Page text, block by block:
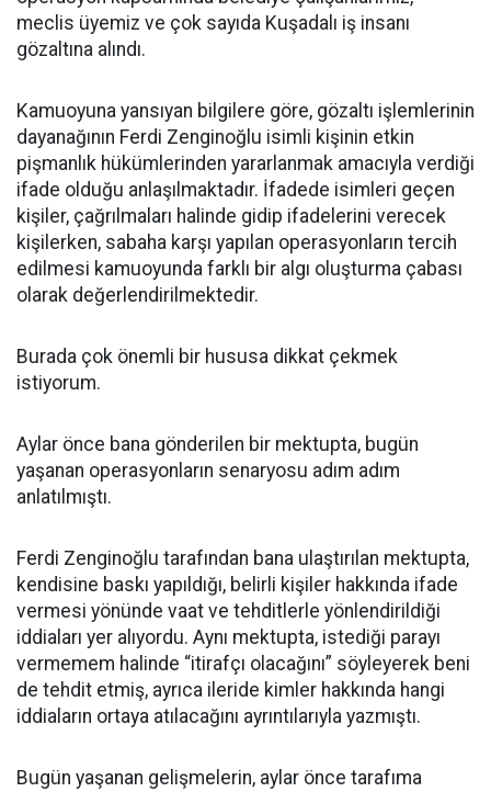
meclis üyemiz ve çok sayıda Kuşadalı iş insanı
gözaltına alındı.
Kamuoyuna yansıyan bilgilere göre, gözaltı işlemlerinin
dayanağının Ferdi Zenginoğlu isimli kişinin etkin
pişmanlık hükümlerinden yararlanmak amacıyla verdiği
ifade olduğu anlaşılmaktadır. İfadede isimleri geçen
kişiler, çağrılmaları halinde gidip ifadelerini verecek
kişilerken, sabaha karşı yapılan operasyonların tercih
edilmesi kamuoyunda farklı bir algı oluşturma çabası
olarak değerlendirilmektedir.
Burada çok önemli bir hususa dikkat çekmek
istiyorum.
Aylar önce bana gönderilen bir mektupta, bugün
yaşanan operasyonların senaryosu adım adım
anlatılmıştı.
Ferdi Zenginoğlu tarafından bana ulaştırılan mektupta,
kendisine baskı yapıldığı, belirli kişiler hakkında ifade
vermesi yönünde vaat ve tehditlerle yönlendirildiği
iddiaları yer alıyordu. Aynı mektupta, istediği parayı
vermemem halinde “itirafçı olacağını” söyleyerek beni
de tehdit etmiş, ayrıca ileride kimler hakkında hangi
iddiaların ortaya atılacağını ayrıntılarıyla yazmıştı.
Bugün yaşanan gelişmelerin, aylar önce tarafıma